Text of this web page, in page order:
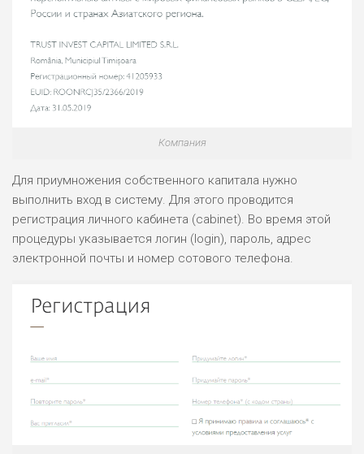
ПОДОЙДЕТ
ВСЕМ
РИСКИ: НИЗКИЕ
ДОХОД: СРЕДНИЙ
БЮДЖЕТ: НИЗКИЙ
Компания
Для приумножения собственного капитала нужно
выполнить вход в систему. Для этого проводится
регистрация личного кабинета (cabinet). Во время этой
процедуры указывается логин (login), пароль, адрес
электронной почты и номер сотового телефона.